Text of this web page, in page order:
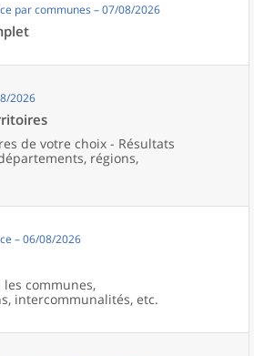
par communes – 07/08/2026
2026
de votre choix - Résultats
régions,
– 06/08/2026
communes,
intercommunalités, etc.